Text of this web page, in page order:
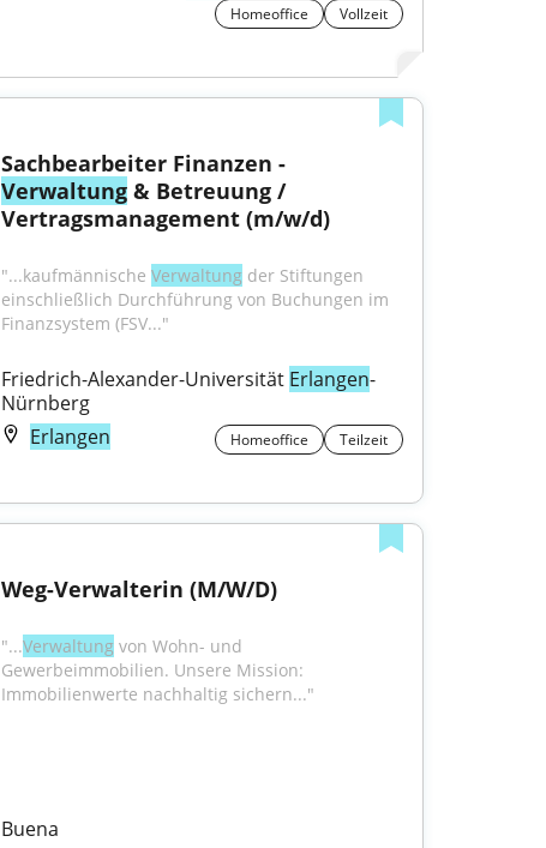
Homeoffice Vollzeit
Sachbearbeiter Finanzen -
Verwaltung & Betreuung /
Vertragsmanagement (m/w/d)
"...kaufmännische Verwaltung der Stiftungen
einschließlich Durchführung von Buchungen im
Finanzsystem (FSV..."
Friedrich-Alexander-Universität Erlangen-
Nürnberg
Erlangen
Homeoffice Teilzeit
Weg-Verwalterin (M/W/D)
"...Verwaltung von Wohn- und
Gewerbeimmobilien. Unsere Mission:
Immobilienwerte nachhaltig sichern..."
Buena